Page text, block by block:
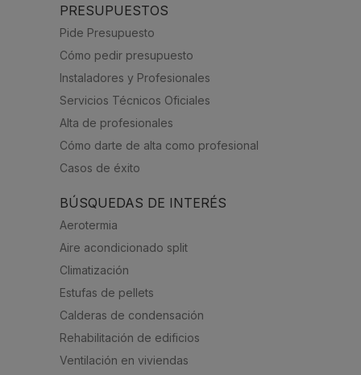
PRESUPUESTOS
Pide Presupuesto
Cómo pedir presupuesto
Instaladores y Profesionales
Servicios Técnicos Oficiales
Alta de profesionales
Cómo darte de alta como profesional
Casos de éxito
BÚSQUEDAS DE INTERÉS
Aerotermia
Aire acondicionado split
Climatización
Estufas de pellets
Calderas de condensación
Rehabilitación de edificios
Ventilación en viviendas